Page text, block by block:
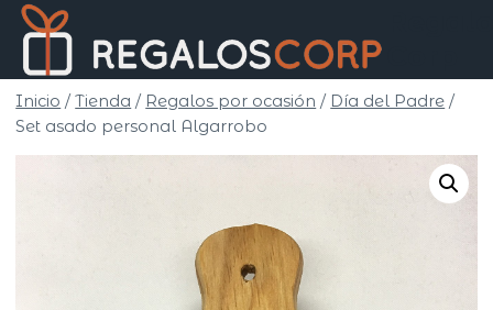
Saltar
contenido
Inicio / Tienda / Regalos por ocasión / Día del Padre /
Set asado personal Algarrobo